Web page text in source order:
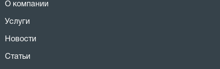
О компании
Услуги
Новости
Статьи